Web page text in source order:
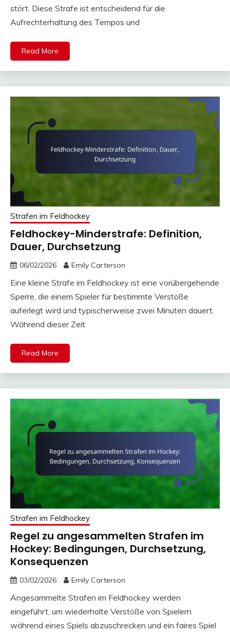
stört. Diese Strafe ist entscheidend für die
Aufrechterhaltung des Tempos und
Read More
Strafen im Feldhockey
Feldhockey-Minderstrafe: Definition,
Dauer, Durchsetzung
06/02/2026 Emily Carterson
Eine kleine Strafe im Feldhockey ist eine vorübergehende
Sperre, die einem Spieler für bestimmte Verstöße
auferlegt wird und typischerweise zwei Minuten dauert.
Während dieser Zeit
Read More
Strafen im Feldhockey
Regel zu angesammelten Strafen im
Hockey: Bedingungen, Durchsetzung,
Konsequenzen
03/02/2026 Emily Carterson
Angesammelte Strafen im Feldhockey werden
eingeführt, um wiederholte Verstöße von Spielern
während eines Spiels abzuschrecken und ein faires Spiel